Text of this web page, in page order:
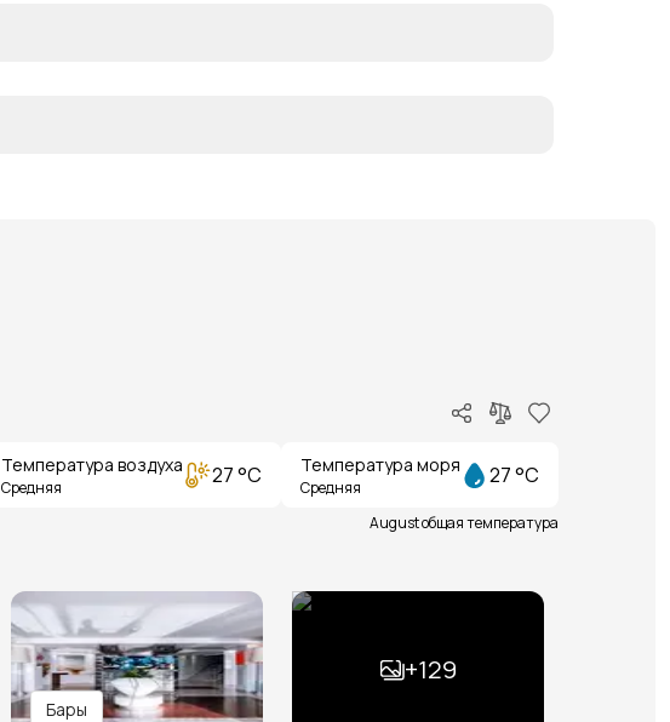
Температура воздуха
Средняя 27 °C Температура моря
Средняя 27 °C
August общая температура
Бары
+129